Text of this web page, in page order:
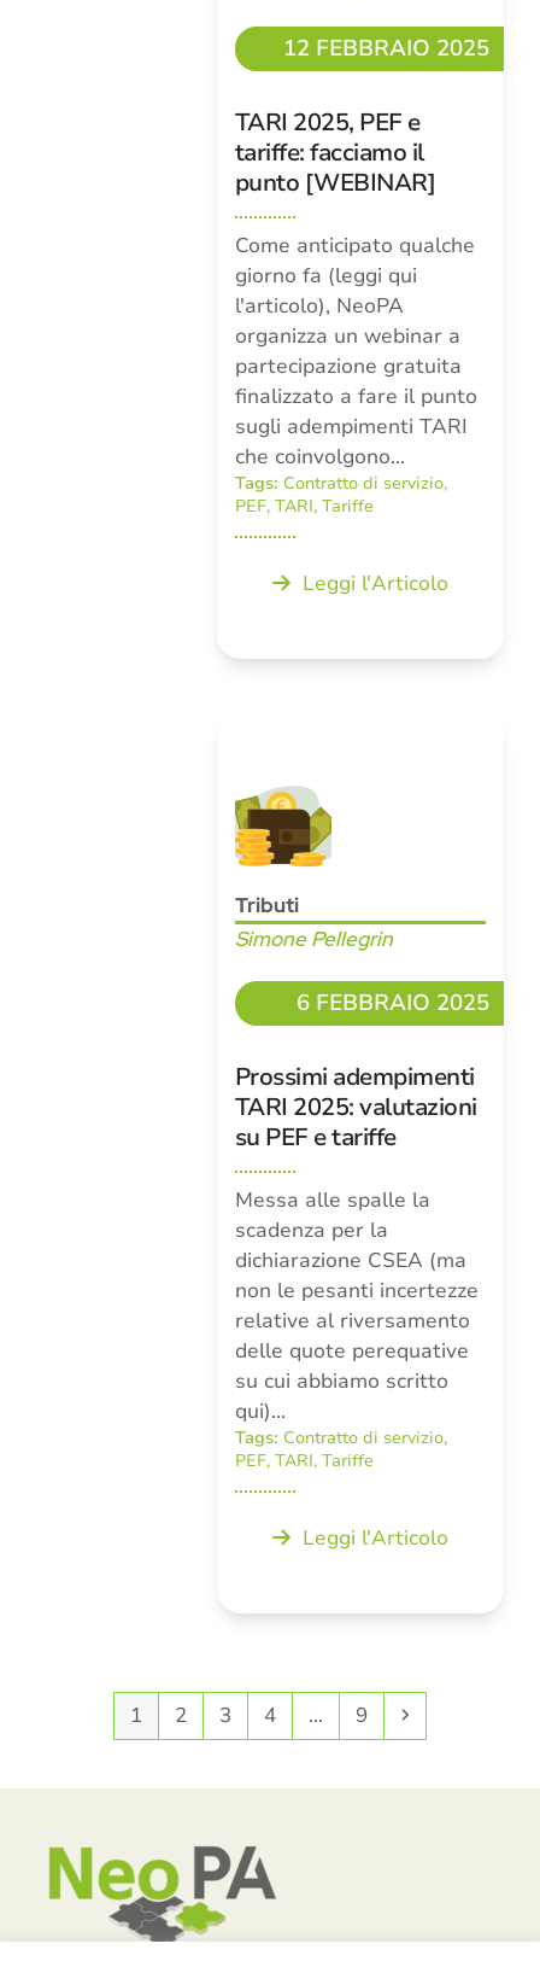
12 FEBBRAIO 2025
TARI 2025, PEF e
tariffe: facciamo il
punto [WEBINAR]
Come anticipato qualche
giorno fa (leggi qui
l'articolo), NeoPA
organizza un webinar a
partecipazione gratuita
finalizzato a fare il punto
sugli adempimenti TARI
che coinvolgono…
Tags: Contratto di servizio,
PEF, TARI, Tariffe
Leggi l'Articolo
Tributi
Simone Pellegrin
6 FEBBRAIO 2025
Prossimi adempimenti
TARI 2025: valutazioni
su PEF e tariffe
Messa alle spalle la
scadenza per la
dichiarazione CSEA (ma
non le pesanti incertezze
relative al riversamento
delle quote perequative
su cui abbiamo scritto
qui)…
Tags: Contratto di servizio,
PEF, TARI, Tariffe
Leggi l'Articolo
Pagina
1 Pagina
2 Pagina
3 Pagina
4 … Pagina
9